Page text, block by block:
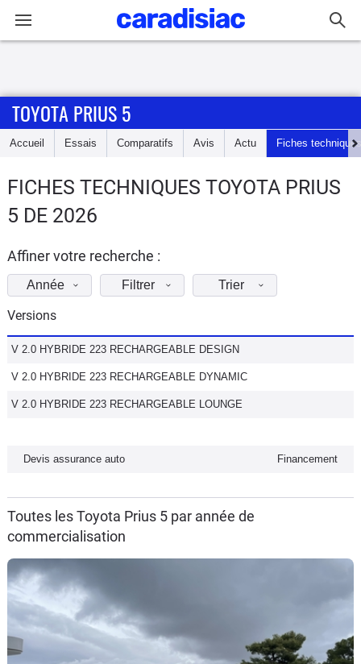
Accueil
Essais
d'achat
Electriques
Utilitaires
Flottes
Auto
Moto
Marques
TOYOTA PRIUS 5
Accueil Essais Comparatifs Avis Actu Fiches techniques
FICHES TECHNIQUES TOYOTA PRIUS
5 DE 2026
Affiner votre recherche :
Année Filtrer Trier
Versions
V 2.0 HYBRIDE 223 RECHARGEABLE DESIGN
V 2.0 HYBRIDE 223 RECHARGEABLE DYNAMIC
V 2.0 HYBRIDE 223 RECHARGEABLE LOUNGE
Devis assurance auto Financement
Toutes les Toyota Prius 5 par année de
commercialisation